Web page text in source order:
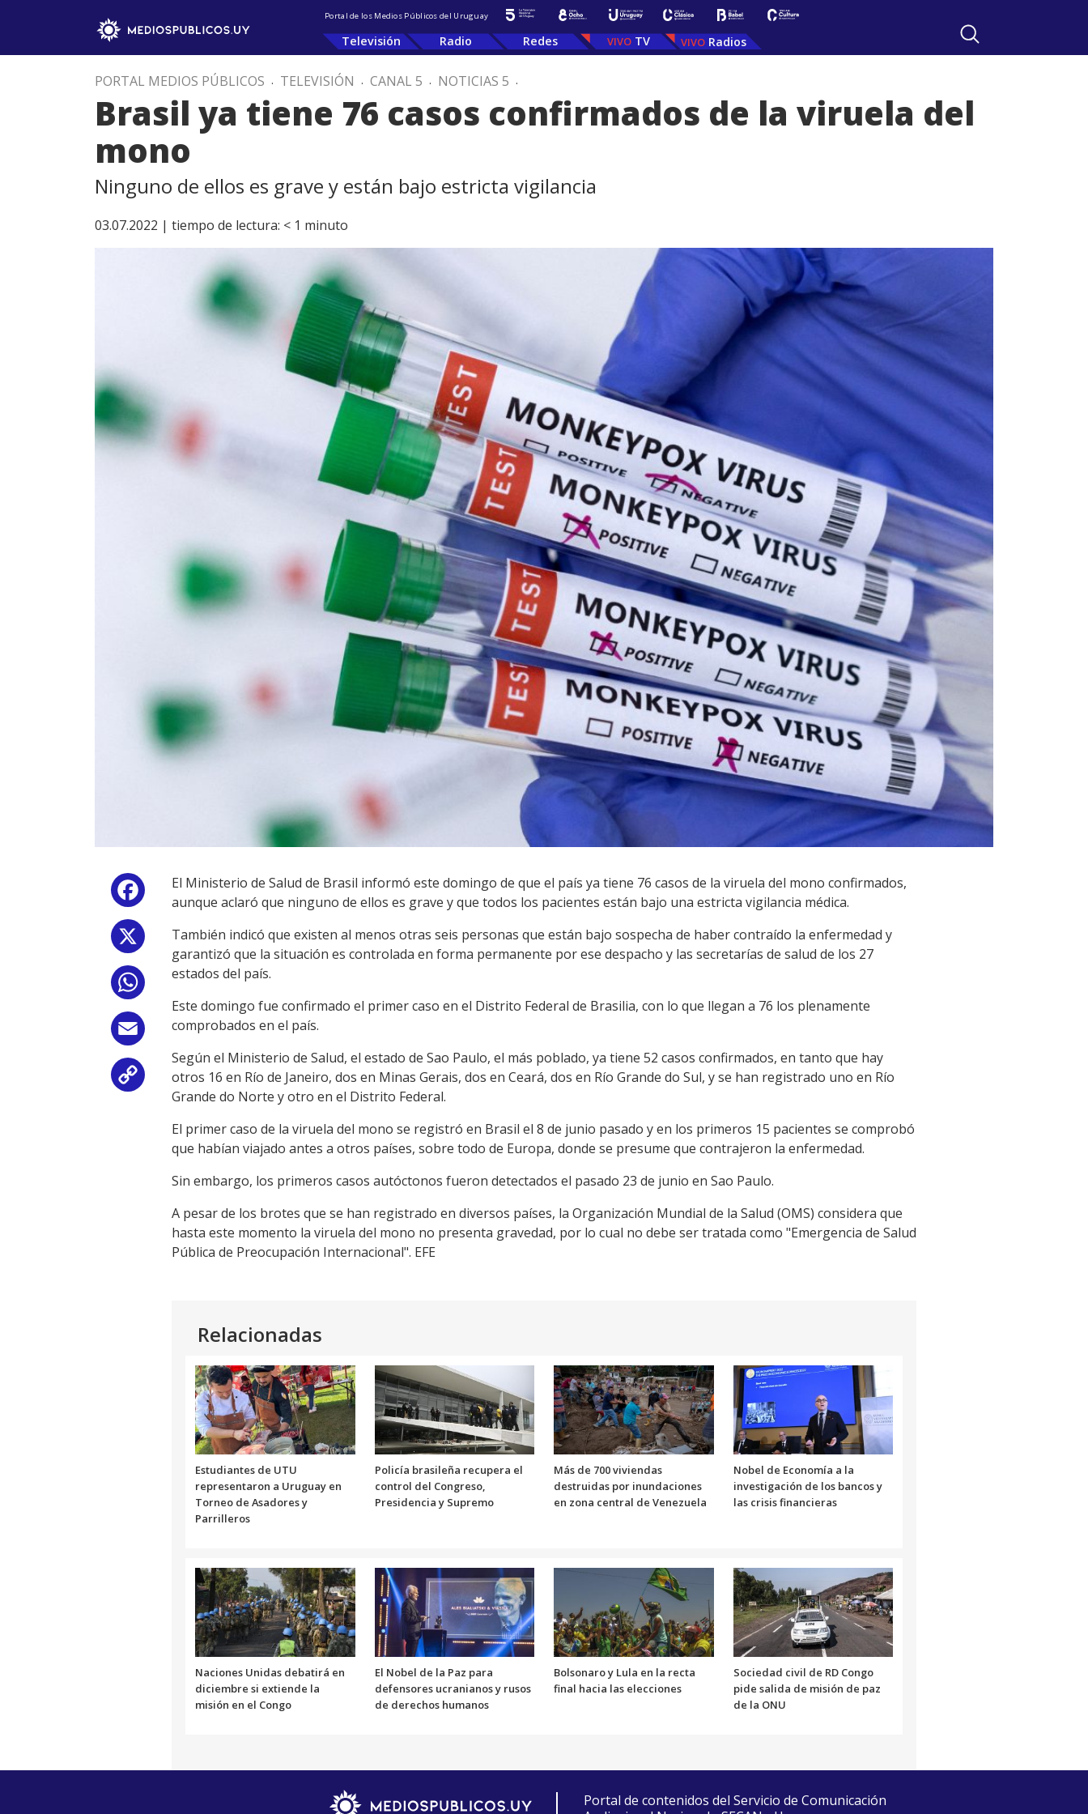
Portal de los Medios Públicos del Uruguay
Televisión Radio Redes TV Radios
PORTAL MEDIOS PÚBLICOS . TELEVISIÓN . CANAL 5 . NOTICIAS 5 .
Brasil ya tiene 76 casos confirmados de la viruela del
mono
Ninguno de ellos es grave y están bajo estricta vigilancia
03.07.2022 | tiempo de lectura: < 1 minuto
Facebook
Email
Copy
El Ministerio de Salud de Brasil informó este domingo de que el país ya tiene 76 casos de la viruela del mono confirmados,
aunque aclaró que ninguno de ellos es grave y que todos los pacientes están bajo una estricta vigilancia médica.
También indicó que existen al menos otras seis personas que están bajo sospecha de haber contraído la enfermedad y
garantizó que la situación es controlada en forma permanente por ese despacho y las secretarías de salud de los 27
estados del país.
Este domingo fue confirmado el primer caso en el Distrito Federal de Brasilia, con lo que llegan a 76 los plenamente
comprobados en el país.
Según el Ministerio de Salud, el estado de Sao Paulo, el más poblado, ya tiene 52 casos confirmados, en tanto que hay
otros 16 en Río de Janeiro, dos en Minas Gerais, dos en Ceará, dos en Río Grande do Sul, y se han registrado uno en Río
Grande do Norte y otro en el Distrito Federal.
El primer caso de la viruela del mono se registró en Brasil el 8 de junio pasado y en los primeros 15 pacientes se comprobó
que habían viajado antes a otros países, sobre todo de Europa, donde se presume que contrajeron la enfermedad.
Sin embargo, los primeros casos autóctonos fueron detectados el pasado 23 de junio en Sao Paulo.
A pesar de los brotes que se han registrado en diversos países, la Organización Mundial de la Salud (OMS) considera que
hasta este momento la viruela del mono no presenta gravedad, por lo cual no debe ser tratada como "Emergencia de Salud
Pública de Preocupación Internacional". EFE
Relacionadas
Estudiantes de UTU
representaron a Uruguay en
Torneo de Asadores y
Parrilleros
Policía brasileña recupera el
control del Congreso,
Presidencia y Supremo
Más de 700 viviendas
destruidas por inundaciones
en zona central de Venezuela
Nobel de Economía a la
investigación de los bancos y
las crisis financieras
Naciones Unidas debatirá en
diciembre si extiende la
misión en el Congo
El Nobel de la Paz para
defensores ucranianos y rusos
de derechos humanos
Bolsonaro y Lula en la recta
final hacia las elecciones
Sociedad civil de RD Congo
pide salida de misión de paz
de la ONU
Portal de contenidos del Servicio de Comunicación